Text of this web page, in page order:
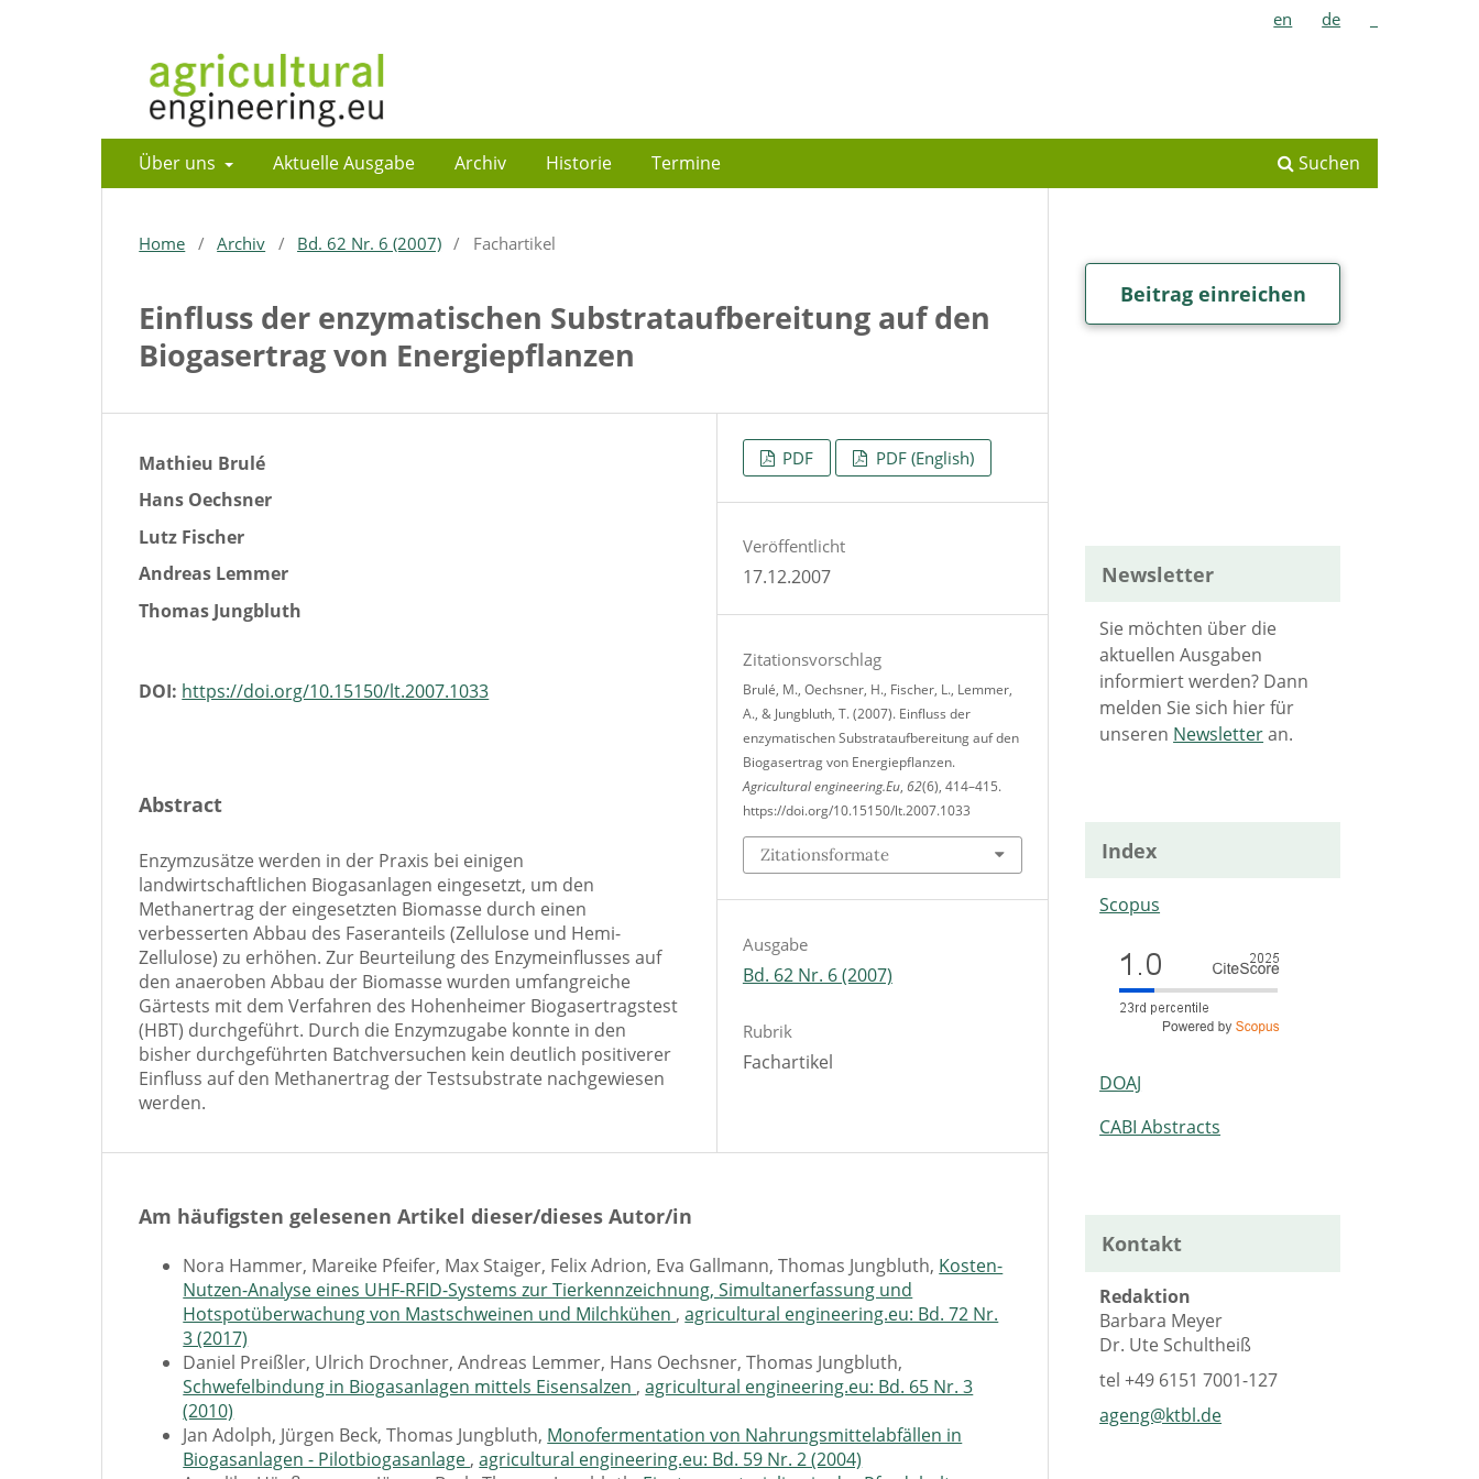
Über uns Aktuelle Ausgabe Archiv Historie Termine Suchen
en de
Home / Archiv / Bd. 62 Nr. 6 (2007) / Fachartikel
Einfluss der enzymatischen Substrataufbereitung auf den
Biogasertrag von Energiepflanzen
Mathieu Brulé
Hans Oechsner
Lutz Fischer
Andreas Lemmer
Thomas Jungbluth
DOI: https://doi.org/10.15150/lt.2007.1033
Abstract
Enzymzusätze werden in der Praxis bei einigen
landwirtschaftlichen Biogasanlagen eingesetzt, um den
Methanertrag der eingesetzten Biomasse durch einen
verbesserten Abbau des Faseranteils (Zellulose und Hemi-
Zellulose) zu erhöhen. Zur Beurteilung des Enzymeinflusses auf
den anaeroben Abbau der Biomasse wurden umfangreiche
Gärtests mit dem Verfahren des Hohenheimer Biogasertragstest
(HBT) durchgeführt. Durch die Enzymzugabe konnte in den
bisher durchgeführten Batchversuchen kein deutlich positiverer
Einfluss auf den Methanertrag der Testsubstrate nachgewiesen
werden.
PDF PDF (English)
Veröffentlicht
17.12.2007
Zitationsvorschlag
Brulé, M., Oechsner, H., Fischer, L., Lemmer,
A., & Jungbluth, T. (2007). Einfluss der
enzymatischen Substrataufbereitung auf den
Biogasertrag von Energiepflanzen.
Agricultural engineering.Eu, 62(6), 414–415.
https://doi.org/10.15150/lt.2007.1033
Zitationsformate
Ausgabe
Bd. 62 Nr. 6 (2007)
Rubrik
Fachartikel
Am häufigsten gelesenen Artikel dieser/dieses Autor/in
Nora Hammer, Mareike Pfeifer, Max Staiger, Felix Adrion, Eva Gallmann, Thomas Jungbluth, Kosten-
Nutzen-Analyse eines UHF-RFID-Systems zur Tierkennzeichnung, Simultanerfassung und
Hotspotüberwachung von Mastschweinen und Milchkühen ,agricultural engineering.eu: Bd. 72 Nr.
3 (2017)
Daniel Preißler, Ulrich Drochner, Andreas Lemmer, Hans Oechsner, Thomas Jungbluth,
Schwefelbindung in Biogasanlagen mittels Eisensalzen ,agricultural engineering.eu: Bd. 65 Nr. 3
(2010)
Jan Adolph, Jürgen Beck, Thomas Jungbluth, Monofermentation von Nahrungsmittelabfällen in
Biogasanlagen - Pilotbiogasanlage ,agricultural engineering.eu: Bd. 59 Nr. 2 (2004)
Beitrag einreichen
Newsletter
Sie möchten über die
aktuellen Ausgaben
informiert werden? Dann
melden Sie sich hier für
unseren Newsletteran.
Index
Scopus
DOAJ
CABI Abstracts
Kontakt
Redaktion
Barbara Meyer
Dr. Ute Schultheiß
tel+49 6151 7001-127
ageng@ktbl.de